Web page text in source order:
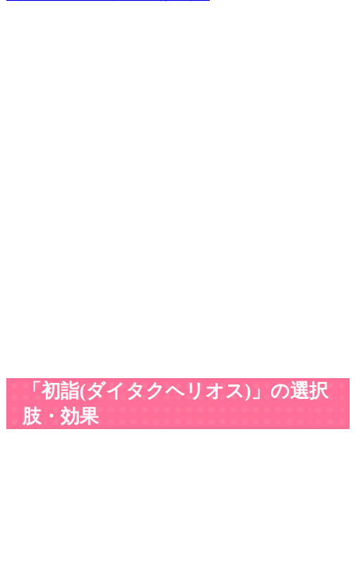
「初詣(ダイタクヘリオス)」の選択
肢・効果